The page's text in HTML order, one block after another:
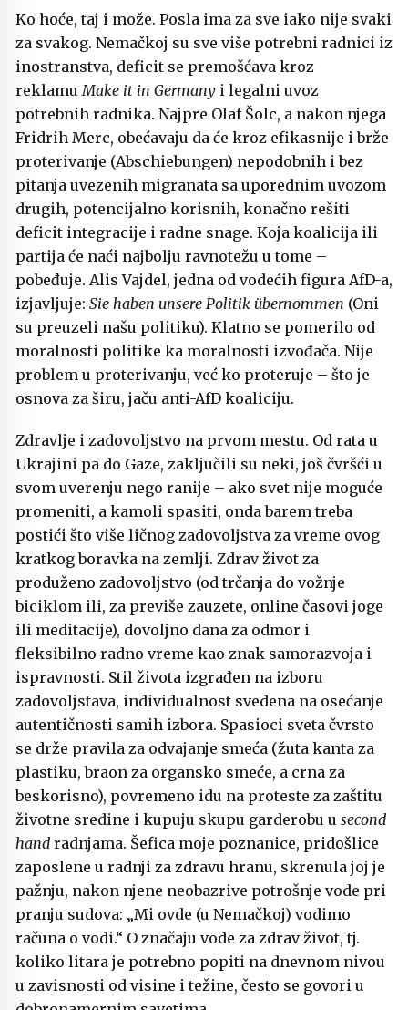
Ko hoće, taj i može. Posla ima za sve iako nije svaki
za svakog. Nemačkoj su sve više potrebni radnici iz
inostranstva, deficit se premošćava kroz
reklamuMake it in Germany i legalni uvoz
potrebnih radnika. Najpre Olaf Šolc, a nakon njega
Fridrih Merc, obećavaju da će kroz efikasnije i brže
proterivanje (Abschiebungen) nepodobnih i bez
pitanja uvezenih migranata sa uporednim uvozom
drugih, potencijalno korisnih, konačno rešiti
deficit integracije i radne snage. Koja koalicija ili
partija će naći najbolju ravnotežu u tome –
pobeđuje. Alis Vajdel, jedna od vodećih figura AfD-a,
izjavljuje: Sie haben unsere Politik übernommen (Oni
su preuzeli našu politiku). Klatno se pomerilo od
moralnosti politike ka moralnosti izvođača. Nije
problem u proterivanju, već ko proteruje – što je
osnova za širu, jaču anti-AfD koaliciju.
Zdravlje i zadovoljstvo na prvom mestu. Od rata u
Ukrajini pa do Gaze, zaključili su neki, još čvršći u
svom uverenju nego ranije – ako svet nije moguće
promeniti, a kamoli spasiti, onda barem treba
postići što više ličnog zadovoljstva za vreme ovog
kratkog boravka na zemlji. Zdrav život za
produženo zadovoljstvo (od trčanja do vožnje
biciklom ili, za previše zauzete, online časovi joge
ili meditacije), dovoljno dana za odmor i
fleksibilno radno vreme kao znak samorazvoja i
ispravnosti. Stil života izgrađen na izboru
zadovoljstava, individualnost svedena na osećanje
autentičnosti samih izbora. Spasioci sveta čvrsto
se drže pravila za odvajanje smeća (žuta kanta za
plastiku, braon za organsko smeće, a crna za
beskorisno), povremeno idu na proteste za zaštitu
životne sredine i kupuju skupu garderobu u second
hand radnjama. Šefica moje poznanice, pridošlice
zaposlene u radnji za zdravu hranu, skrenula joj je
pažnju, nakon njene neobazrive potrošnje vode pri
pranju sudova: „Mi ovde (u Nemačkoj) vodimo
računa o vodi.“ O značaju vode za zdrav život, tj.
koliko litara je potrebno popiti na dnevnom nivou
u zavisnosti od visine i težine, često se govori u